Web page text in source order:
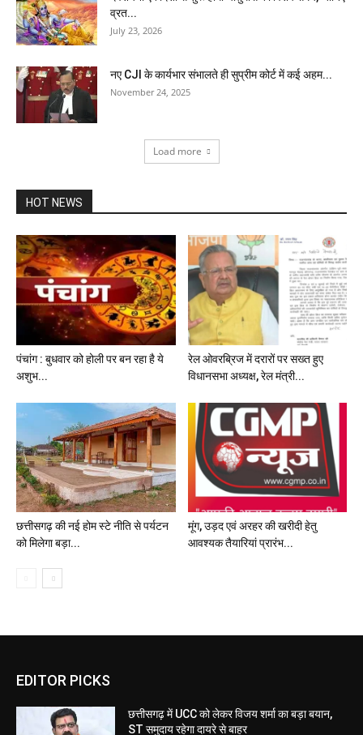
व्रत...
July 23, 2026
नए CJI के कार्यभार संभालते ही सुप्रीम कोर्ट में कई अहम...
November 24, 2025
Load more
HOT NEWS
पंचांग : बुधवार को होली पर बन रहा है ये
अशुभ...
रेल ओवरब्रिज में दरारों पर सख्त हुए
विधानसभा अध्यक्ष, रेल मंत्री...
छत्तीसगढ़ की नई होम स्टे नीति से पर्यटन
को मिलेगा बड़ा...
मूंग, उड़द एवं अरहर की खरीदी हेतु
आवश्यक तैयारियां प्रारंभ...
EDITOR PICKS
छत्तीसगढ़ में UCC को लेकर विजय शर्मा का बड़ा बयान,
ST समुदाय रहेगा दायरे से बाहर